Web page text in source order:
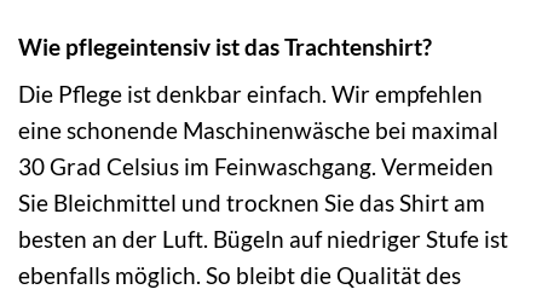
Wie pflegeintensiv ist das Trachtenshirt?
Die Pflege ist denkbar einfach. Wir empfehlen
eine schonende Maschinenwäsche bei maximal
30 Grad Celsius im Feinwaschgang. Vermeiden
Sie Bleichmittel und trocknen Sie das Shirt am
besten an der Luft. Bügeln auf niedriger Stufe ist
ebenfalls möglich. So bleibt die Qualität des